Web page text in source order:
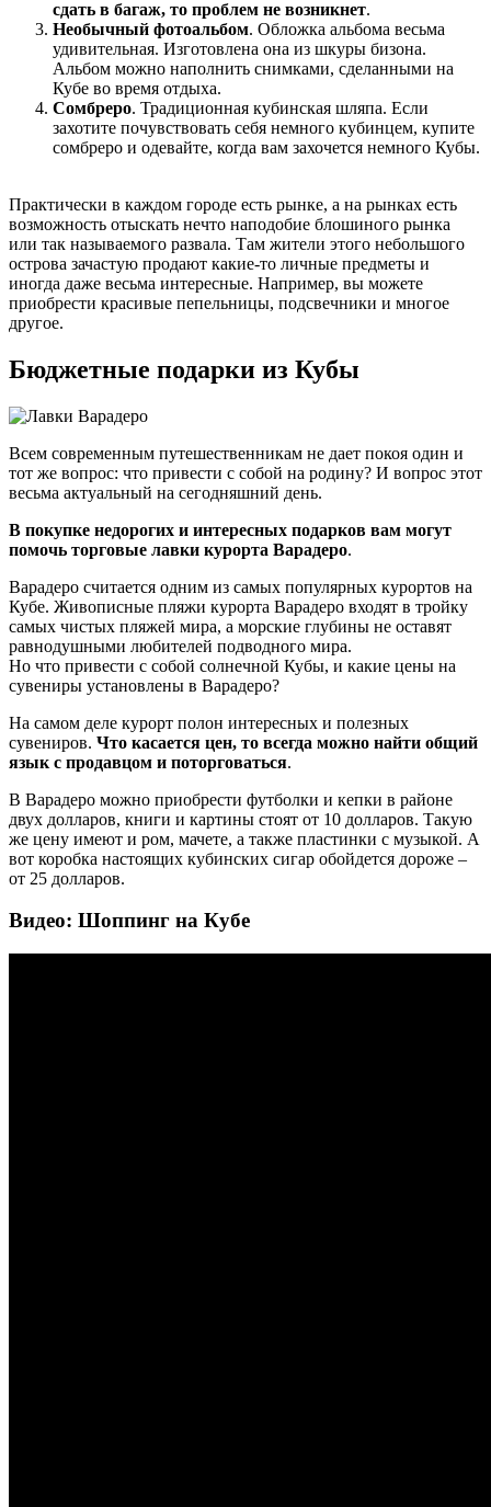
сдать в багаж, то проблем не возникнет.
Необычный фотоальбом. Обложка альбома весьма
удивительная. Изготовлена она из шкуры бизона.
Альбом можно наполнить снимками, сделанными на
Кубе во время отдыха.
Сомбреро. Традиционная кубинская шляпа. Если
захотите почувствовать себя немного кубинцем, купите
сомбреро и одевайте, когда вам захочется немного Кубы.
Практически в каждом городе есть рынке, а на рынках есть
возможность отыскать нечто наподобие блошиного рынка
или так называемого развала. Там жители этого небольшого
острова зачастую продают какие-то личные предметы и
иногда даже весьма интересные. Например, вы можете
приобрести красивые пепельницы, подсвечники и многое
другое.
Бюджетные подарки из Кубы
Всем современным путешественникам не дает покоя один и
тот же вопрос: что привести с собой на родину? И вопрос этот
весьма актуальный на сегодняшний день.
В покупке недорогих и интересных подарков вам могут
помочь торговые лавки курорта Варадеро.
Варадеро считается одним из самых популярных курортов на
Кубе. Живописные пляжи курорта Варадеро входят в тройку
самых чистых пляжей мира, а морские глубины не оставят
равнодушными любителей подводного мира.
Но что привести с собой солнечной Кубы, и какие цены на
сувениры установлены в Варадеро?
На самом деле курорт полон интересных и полезных
сувениров. Что касается цен, то всегда можно найти общий
язык с продавцом и поторговаться.
В Варадеро можно приобрести футболки и кепки в районе
двух долларов, книги и картины стоят от 10 долларов. Такую
же цену имеют и ром, мачете, а также пластинки с музыкой. А
вот коробка настоящих кубинских сигар обойдется дороже –
от 25 долларов.
Видео: Шоппинг на Кубе